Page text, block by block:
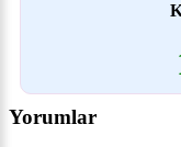
Yorumlar